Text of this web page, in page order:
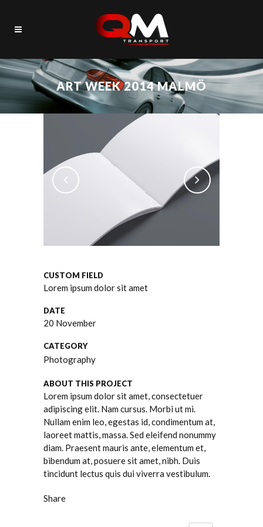
ART WEEK 2014 MALMÖ
CUSTOM FIELD
Lorem ipsum dolor sit amet
DATE
20 November
CATEGORY
Photography
ABOUT THIS PROJECT
Lorem ipsum dolor sit amet, consectetuer
adipiscing elit. Nam cursus. Morbi ut mi.
Nullam enim leo, egestas id, condimentum at,
laoreet mattis, massa. Sed eleifend nonummy
diam. Praesent mauris ante, elementum et,
bibendum at, posuere sit amet, nibh. Duis
tincidunt lectus quis dui viverra vestibulum.
Share